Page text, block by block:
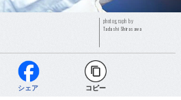
photograph by
Tadashi Shirasawa
シェア コピー